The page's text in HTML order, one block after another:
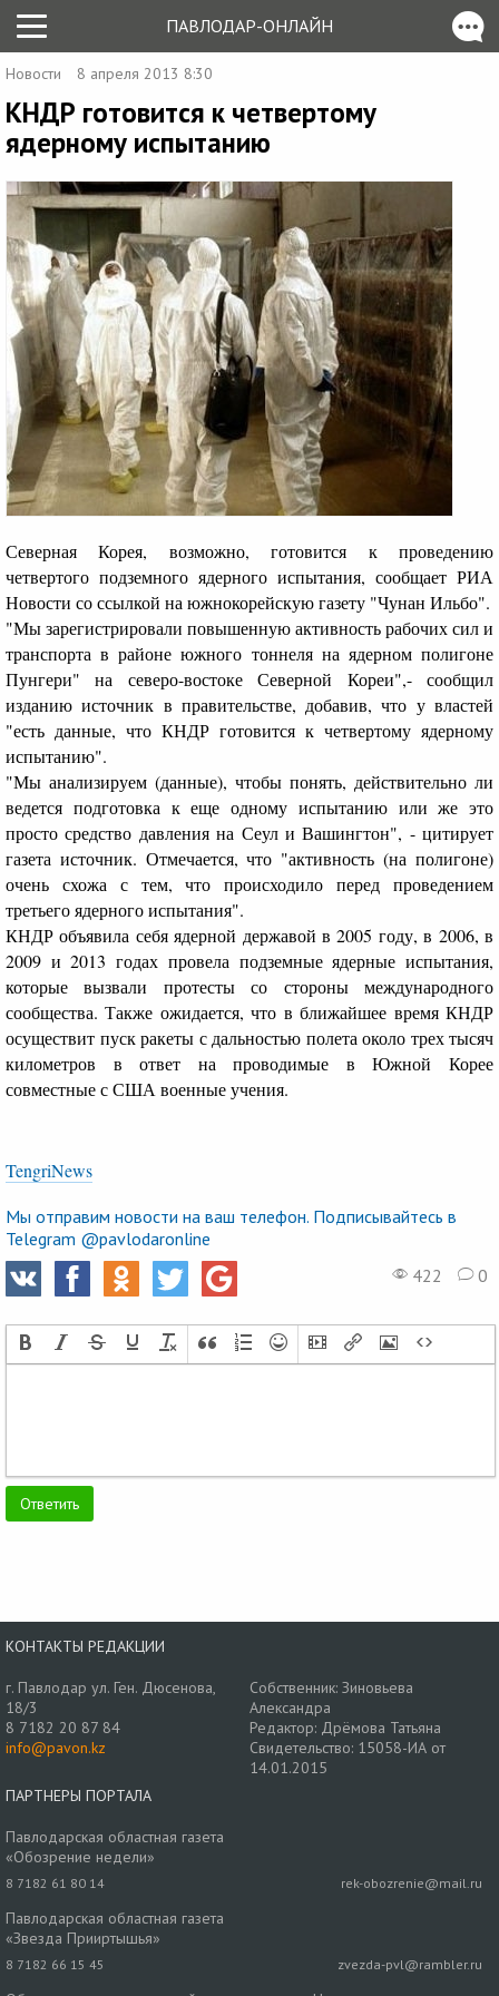
ПАВЛОДАР-ОНЛАЙН
Новости 8 апреля 2013 8:30
КНДР готовится к четвертому
ядерному испытанию
Северная Корея, возможно, готовится к проведению
четвертого подземного ядерного испытания, сообщает РИА
Новости со ссылкой на южнокорейскую газету "Чунан Ильбо".
"Мы зарегистрировали повышенную активность рабочих сил и
транспорта в районе южного тоннеля на ядерном полигоне
Пунгери" на северо-востоке Северной Кореи",- сообщил
изданию источник в правительстве, добавив, что у властей
"есть данные, что КНДР готовится к четвертому ядерному
испытанию".
"Мы анализируем (данные), чтобы понять, действительно ли
ведется подготовка к еще одному испытанию или же это
просто средство давления на Сеул и Вашингтон", - цитирует
газета источник. Отмечается, что "активность (на полигоне)
очень схожа с тем, что происходило перед проведением
третьего ядерного испытания".
КНДР объявила себя ядерной державой в 2005 году, в 2006, в
2009 и 2013 годах провела подземные ядерные испытания,
которые вызвали протесты со стороны международного
сообщества. Также ожидается, что в ближайшее время КНДР
осуществит пуск ракеты с дальностью полета около трех тысяч
километров в ответ на проводимые в Южной Корее
совместные с США военные учения.
TengriNews
Мы отправим новости на ваш телефон. Подписывайтесь в
Telegram @pavlodaronline
422
0
КОНТАКТЫ РЕДАКЦИИ
г. Павлодар ул. Ген. Дюсенова,
18/3
8 7182 20 87 84
info@pavon.kz
Собственник: Зиновьева
Александра
Редактор: Дрёмова Татьяна
Свидетельство: 15058-ИА от
14.01.2015
ПАРТНЕРЫ ПОРТАЛА
Павлодарская областная газета
«Обозрение недели»
8 7182 61 80 14 rek-obozrenie@mail.ru
Павлодарская областная газета
«Звезда Прииртышья»
8 7182 66 15 45 zvezda-pvl@rambler.ru